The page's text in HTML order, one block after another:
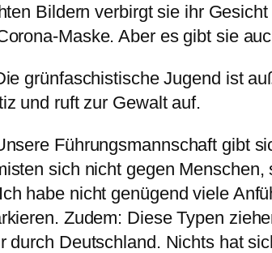
Bildern verbirgt sie ihr
Maske. Aber es gibt sie
grünfaschistische Jugend ist
und ruft zur Gewalt auf.
Führungsmannschaft gibt
sich nicht gegen
habe nicht genügend viele
Zudem: Diese Typen
durch Deutschland. Nichts hat